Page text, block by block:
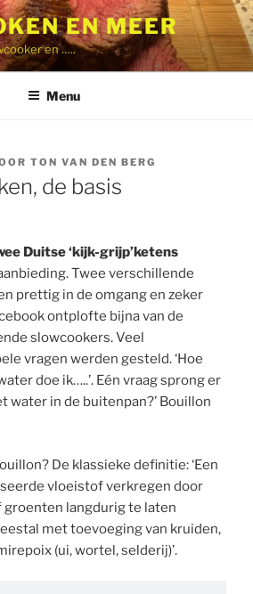
EN MEER
en …..
Menu
TON VAN DEN BERG
de basis
Duitse ‘kijk-grijp’ketens
Twee verschillende
prettig in de omgang en zeker
ontplofte bijna van de
slowcookers. Veel
vragen werden gesteld. ‘Hoe
doe ik…..’. Eén vraag sprong er
water in de buitenpan?’ Bouillon
De klassieke definitie: ‘Een
vloeistof verkregen door
groenten langdurig te laten
met toevoeging van kruiden,
(ui, wortel, selderij)’.